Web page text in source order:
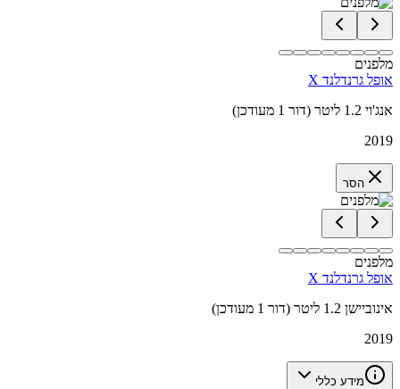
מלפנים
אופל גרנדלנד X
אנג'וי 1.2 ליטר (דור 1 מעודכן)
2019
הסר
מלפנים
אופל גרנדלנד X
אינוביישן 1.2 ליטר (דור 1 מעודכן)
2019
מידע כללי